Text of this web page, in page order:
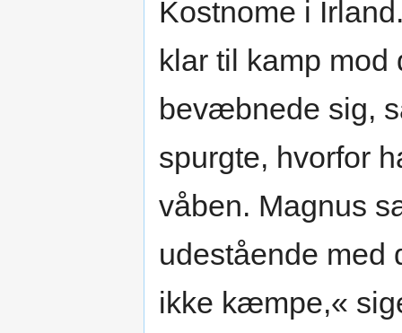
Kostnome i
klar til kamp
bevæbnede sig,
spurgte, hvorfor
våben. Magnus
udestående
ikke kæmpe,«